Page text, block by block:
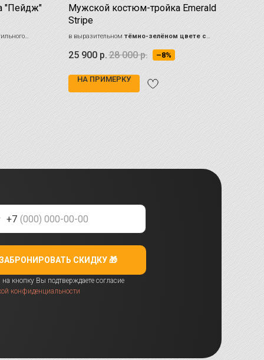
"Пейдж"
стиля
Мужской костюм-тройка Emerald
Stripe
в выразительном тёмно-зелёном цвете с
тонкой вертикальной полоской
25 900 р. 28 000 р. –8%
НА ПРИМЕРКУ
30
+7
СКИДКУ 🎁
кнопку Вы подтверждаете согласие
конфиденциальности